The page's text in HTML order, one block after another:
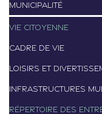
MUNICIPALITÉ
VIE CITOYENNE
CADRE DE VIE
LOISIRS ET
INFRASTRUCTURES
RÉPERTOIRE DES